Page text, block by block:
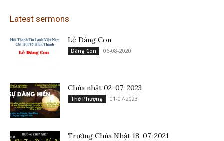
Latest sermons
Lễ Dâng Con
Dâng Con 06-08-2020
Chúa nhật 02-07-2023
Thờ Phượng 01-07-2023
Trường Chúa Nhật 18-07-2021